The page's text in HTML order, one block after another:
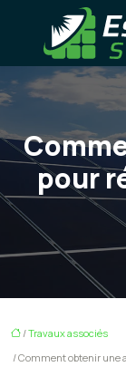
pour
/Travaux associés
/ Comment obtenir une